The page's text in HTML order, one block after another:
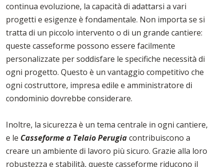
continua evoluzione, la capacità di adattarsi a vari
progetti e esigenze è fondamentale. Non importa se si
tratta di un piccolo intervento o di un grande cantiere:
queste casseforme possono essere facilmente
personalizzate per soddisfare le specifiche necessità di
ogni progetto. Questo è un vantaggio competitivo che
ogni costruttore, impresa edile e amministratore di
condominio dovrebbe considerare.
Inoltre, la sicurezza è un tema centrale in ogni cantiere,
e le Casseforme a Telaio Perugiacontribuiscono a
creare un ambiente di lavoro più sicuro. Grazie alla loro
robustezza e stabilità, queste casseforme riducono il